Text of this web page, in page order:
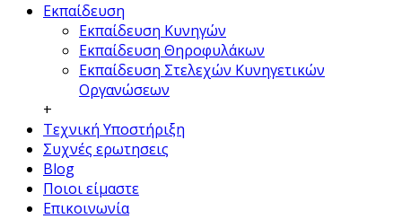
Εκπαίδευση
Εκπαίδευση Κυνηγών
Εκπαίδευση Θηροφυλάκων
Εκπαίδευση Στελεχών Κυνηγετικών
Οργανώσεων
+
Τεχνική Υποστήριξη
Συχνές ερωτησεις
Blog
Ποιοι είμαστε
Επικοινωνία